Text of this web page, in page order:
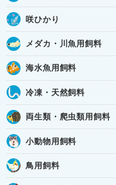
咲ひかり
メダカ・川魚用飼料
海水魚用飼料
冷凍・天然飼料
両生類・爬虫類用飼料
小動物用飼料
鳥用飼料